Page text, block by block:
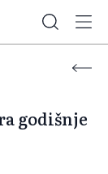
godišnje